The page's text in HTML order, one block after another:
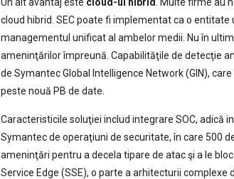
cloud hibrid. SEC poate fi implementat ca o
managementul unificat al ambelor medii. Nu în
ameninţărilor împreună. Capabilităţile de detecţie
de Symantec Global Intelligence Network (GIN),
peste nouă PB de date.
Caracteristicile soluţiei includ integrare SOC,
Symantec de operaţiuni de securitate, în care 500
ameninţări pentru a decela tipare de atac şi a le
Service Edge (SSE), o parte a arhitecturii